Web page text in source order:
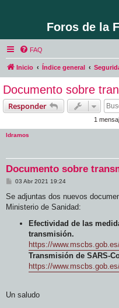
Foros de la
FAQ
Inicio Índice general
Documento sobre
Responder
1
ldramos
Documento sobre
M
n
a
03 Abr 2021 19:24
Se adjuntas dos nuevos
Ministerio de Sanidad:
Efectividad de las
transmisión.
https://
Transmisión de SARS-
https://
Un saludo